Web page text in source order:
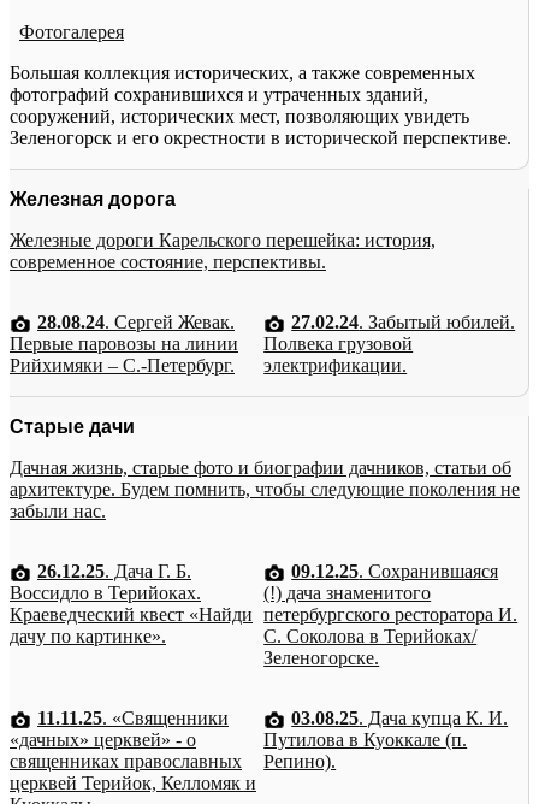
Фотогалерея
Большая коллекция исторических, а также современных
фотографий сохранившихся и утраченных зданий,
сооружений, исторических мест, позволяющих увидеть
Зеленогорск и его окрестности в исторической перспективе.
Железная дорога
Железные дороги Карельского перешейка: история,
современное состояние, перспективы.
28.08.24. Сергей Жевак.
Первые паровозы на линии
Рийхимяки – С.-Петербург.
27.02.24. Забытый юбилей.
Полвека грузовой
электрификации.
Старые дачи
Дачная жизнь, старые фото и биографии дачников, статьи об
архитектуре. Будем помнить, чтобы следующие поколения не
забыли нас.
26.12.25. Дача Г. Б.
Воссидло в Терийоках.
Краеведческий квест «Найди
дачу по картинке».
09.12.25. Сохранившаяся
(!) дача знаменитого
петербургского ресторатора И.
С. Соколова в Терийоках/
Зеленогорске.
11.11.25. «Священники
«дачных» церквей» - о
священниках православных
церквей Терийок, Келломяк и
03.08.25. Дача купца К. И.
Путилова в Куоккале (п.
Репино).